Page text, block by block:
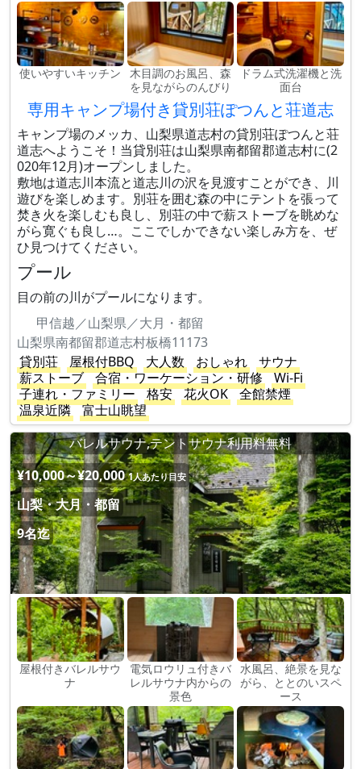
使いやすいキッチン
木目調のお風呂、森
を見ながらのんびり
ドラム式洗濯機と洗
面台
専用キャンプ場付き貸別荘ぽつんと荘道志
キャンプ場のメッカ、山梨県道志村の貸別荘ぽつんと荘
道志へようこそ！当貸別荘は山梨県南都留郡道志村に(2
020年12月)オープンしました。
敷地は道志川本流と道志川の沢を見渡すことができ、​川
遊びを楽しめます。別荘を囲む森の中にテントを張って
焚き火を楽しむも良し、別荘の中で薪ストーブを眺めな
がら寛ぐも良し…。ここでしかできない楽しみ方を、ぜ
ひ見つけてください。
プール
目の前の川がプールになります。
甲信越／山梨県／大月・都留
山梨県南都留郡道志村板橋11173
貸別荘
屋根付BBQ 大人数 おしゃれ
サウナ
薪ストーブ
合宿・ワーケーション・研修
Wi-Fi
子連れ・ファミリー
格安 花火OK
全館禁煙
温泉近隣
富士山眺望
バレルサウナ,テントサウナ利用料無料
¥10,000～¥20,000 1人あたり目安
山梨・大月・都留
9名迄
屋根付きバレルサウ
ナ
電気ロウリュ付きバ
レルサウナ内からの
景色
水風呂、絶景を見な
がら、ととのいスペ
ース